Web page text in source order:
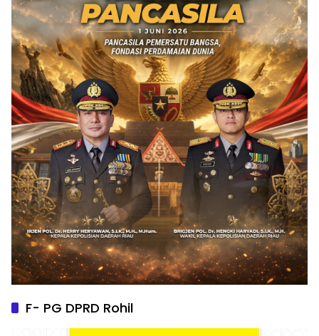
F- PG DPRD Rohil